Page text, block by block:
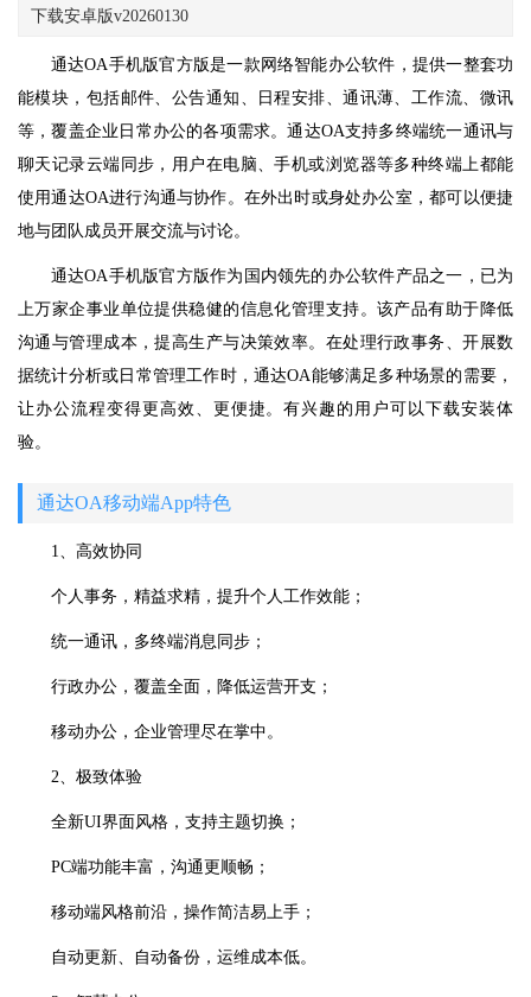
下载安卓版v20260130
通达OA手机版官方版是一款网络智能办公软件，提供一整套功
能模块，包括邮件、公告通知、日程安排、通讯薄、工作流、微讯
等，覆盖企业日常办公的各项需求。通达OA支持多终端统一通讯与
聊天记录云端同步，用户在电脑、手机或浏览器等多种终端上都能
使用通达OA进行沟通与协作。在外出时或身处办公室，都可以便捷
地与团队成员开展交流与讨论。
通达OA手机版官方版作为国内领先的办公软件产品之一，已为
上万家企事业单位提供稳健的信息化管理支持。该产品有助于降低
沟通与管理成本，提高生产与决策效率。在处理行政事务、开展数
据统计分析或日常管理工作时，通达OA能够满足多种场景的需要，
让办公流程变得更高效、更便捷。有兴趣的用户可以下载安装体
验。
通达OA移动端App特色
1、高效协同
个人事务，精益求精，提升个人工作效能；
统一通讯，多终端消息同步；
行政办公，覆盖全面，降低运营开支；
移动办公，企业管理尽在掌中。
2、极致体验
全新UI界面风格，支持主题切换；
PC端功能丰富，沟通更顺畅；
移动端风格前沿，操作简洁易上手；
自动更新、自动备份，运维成本低。